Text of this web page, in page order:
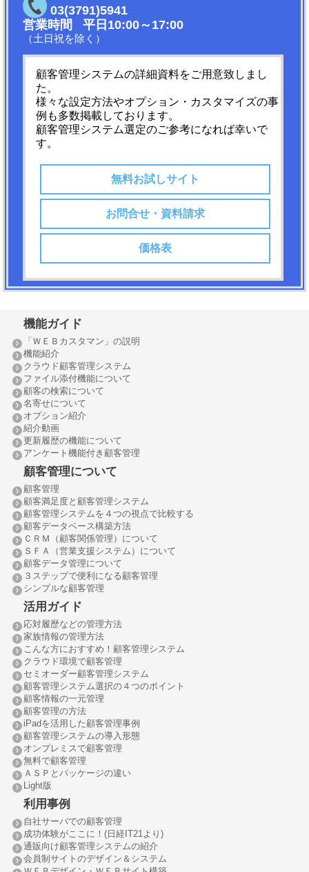
03(3791)5941
営業時間 平日10:00～17:00
（土日祝を除く）
顧客管理システムの詳細資料をご用意致しまし
た。
様々な設定方法やオプション・カスタマイズの事
例も多数掲載しております。
顧客管理システム選定のご参考になれば幸いで
す。
無料お試しサイト
お問合せ・資料請求
価格表
機能ガイド
「ＷＥＢカスタマン」の説明
機能紹介
クラウド顧客管理システム
ファイル添付機能について
顧客の検索について
名寄せについて
オプション紹介
紹介動画
更新履歴の機能について
アンケート機能付き顧客管理
顧客管理について
顧客管理
顧客満足度と顧客管理システム
顧客管理システムを４つの視点で比較する
顧客データベース構築方法
ＣＲＭ（顧客関係管理）について
ＳＦＡ（営業支援システム）について
顧客データ管理について
３ステップで便利になる顧客管理
シンプルな顧客管理
活用ガイド
応対履歴などの管理方法
家族情報の管理方法
こんな方におすすめ！顧客管理システム
クラウド環境で顧客管理
セミオーダー顧客管理システム
顧客管理システム選択の４つのポイント
顧客情報の一元管理
顧客管理の方法
iPadを活用した顧客管理事例
顧客管理システムの導入形態
オンプレミスで顧客管理
無料で顧客管理
ＡＳＰとパッケージの違い
Light版
利用事例
自社サーバでの顧客管理
成功体験がここに！(日経IT21より)
通販向け顧客管理システムの紹介
会員制サイトのデザイン＆システム